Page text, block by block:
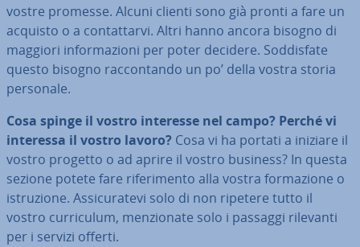
vostre promesse. Alcuni clienti sono già pronti a fare un
acquisto o a con­tat­tar­vi. Altri hanno ancora bisogno di
maggiori in­for­ma­zio­ni per poter decidere. Sod­di­sfa­te
questo bisogno rac­con­tan­do un po’ della vostra storia
personale.
Cosa spinge il vostro interesse nel campo? Perché vi
interessa il vostro lavoro? Cosa vi ha portati a iniziare il
vostro progetto o ad aprire il vostro business? In questa
sezione potete fare ri­fe­ri­men­to alla vostra for­ma­zio­ne o
istru­zio­ne. As­si­cu­ra­te­vi solo di non ripetere tutto il
vostro cur­ri­cu­lum, men­zio­na­te solo i passaggi rilevanti
per i servizi offerti.